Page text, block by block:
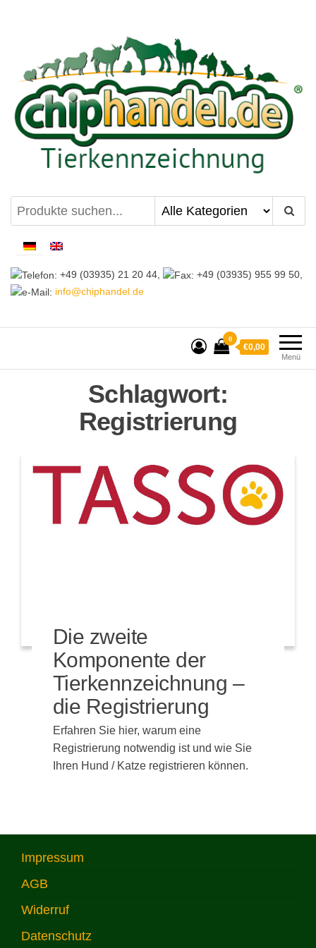
chiphandel.de
+49 (03935) 21 20 44,
+49 (03935) 955 99 50,
info@chiphandel.de
Menü
0
€0,00
Schlagwort:
Registrierung
Die zweite
Komponente der
Tierkennzeichnung –
die Registrierung
Erfahren Sie hier, warum eine
Registrierung notwendig ist und wie Sie
Ihren Hund / Katze registrieren können.
Impressum
AGB
Widerruf
Datenschutz